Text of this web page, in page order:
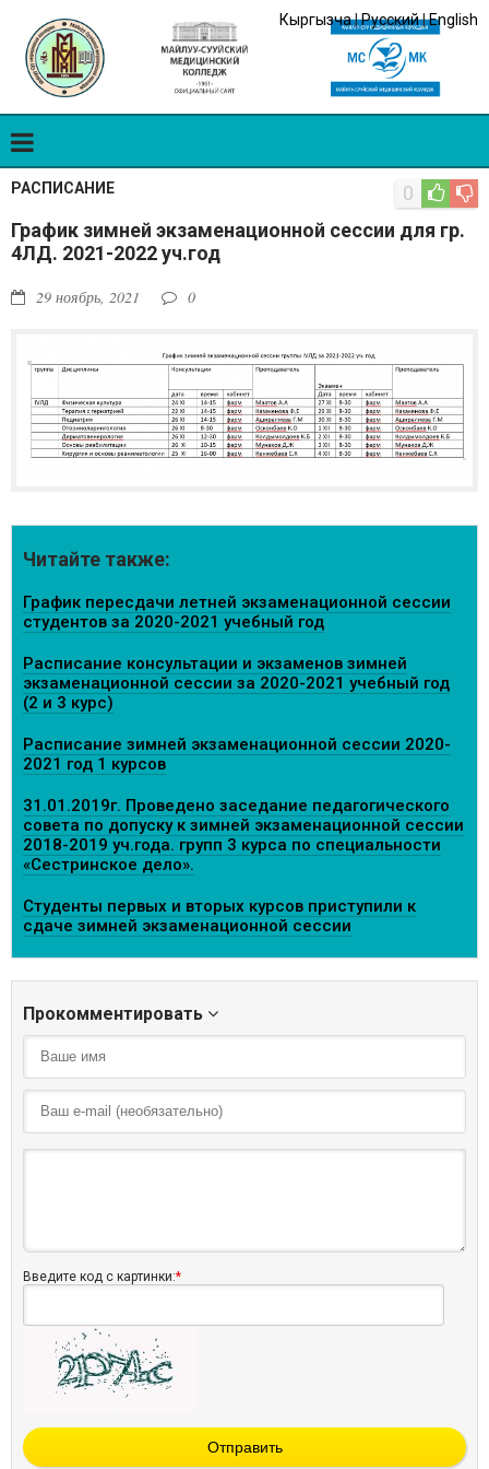
Кыргызча|Русский|English
РАСПИСАНИЕ
График зимней экзаменационной сессии для гр.
4ЛД. 2021-2022 уч.год
29 ноябрь, 2021 0
0
Читайте также:
График пересдачи летней экзаменационной сессии
студентов за 2020-2021 учебный год
Расписание консультации и экзаменов зимней
экзаменационной сессии за 2020-2021 учебный год
(2 и 3 курс)
Расписание зимней экзаменационной сессии 2020-
2021 год 1 курсов
31.01.2019г. Проведено заседание педагогического
совета по допуску к зимней экзаменационной сессии
2018-2019 уч.года. групп 3 курса по специальности
«Сестринское дело».
Студенты первых и вторых курсов приступили к
сдаче зимней экзаменационной сессии
Прокомментировать
Введите код с картинки:*
Отправить